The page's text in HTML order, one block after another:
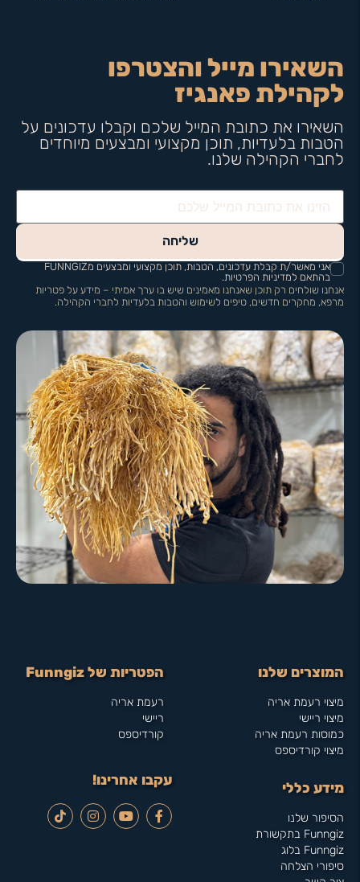
השאירו מייל והצטרפו
לקהילת פאנגיז
השאירו את כתובת המייל שלכם וקבלו עדכונים על
הטבות בלעדיות, תוכן מקצועי ומבצעים מיוחדים
לחברי הקהילה שלנו.
שליחה
אני מאשר/ת קבלת עדכונים, הטבות, תוכן מקצועי ומבצעים מFUNNGIZ
בהתאם למדיניות הפרטיות.
אנחנו שולחים רק תוכן שאנחנו מאמינים שיש בו ערך אמיתי – מידע על פטריות
מרפא, מחקרים חדשים, טיפים לשימוש והטבות בלעדיות לחברי הקהילה.
המוצרים שלנו
מיצוי רעמת אריה
מיצוי ריישי
כמוסות רעמת אריה
מיצוי קורדיספס
הפטריות של Funngiz
רעמת אריה
ריישי
קורדיספס
מידע כללי
הסיפור שלנו
Funngiz בתקשורת
Funngiz בלוג
סיפורי הצלחה
עקבו אחרינו!